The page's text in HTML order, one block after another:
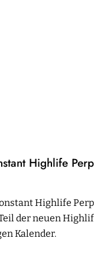
Highlife
Highlife
der neuen
Kalender.